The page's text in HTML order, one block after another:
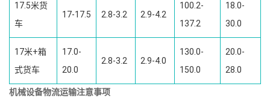
17.5米货
车
17-17.5 2.8-3.2 2.9-4.2
100.2-
137.2
18.0-
30.0
17米+箱
式货车
17.0-
20.0
2.8-3.2 2.9-4.0
130.0-
150.0
20.0-
28.0
机械设备物流运输注意事项